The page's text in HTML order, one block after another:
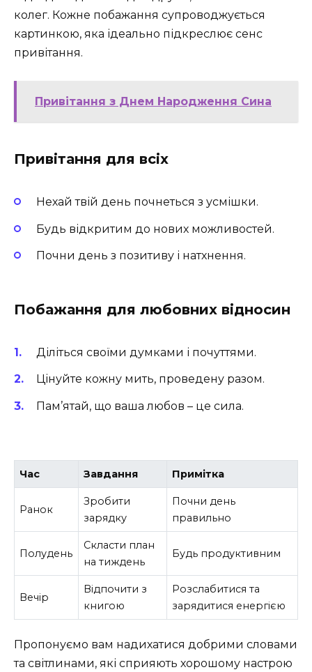
колег. Кожне побажання супроводжується
картинкою, яка ідеально підкреслює сенс
привітання.
Привітання з Днем Народження Сина
Привітання для всіх
Нехай твій день почнеться з усмішки.
Будь відкритим до нових можливостей.
Почни день з позитиву і натхнення.
Побажання для любовних відносин
Діліться своїми думками і почуттями.
Цінуйте кожну мить, проведену разом.
Пам’ятай, що ваша любов – це сила.
Час Завдання Примітка
Ранок
Зробити
зарядку
Почни день
правильно
Полудень
Скласти план
на тиждень
Будь продуктивним
Вечір
Відпочити з
книгою
Розслабитися та
зарядитися енергією
Пропонуємо вам надихатися добрими словами
та світлинами, які сприяють хорошому настрою